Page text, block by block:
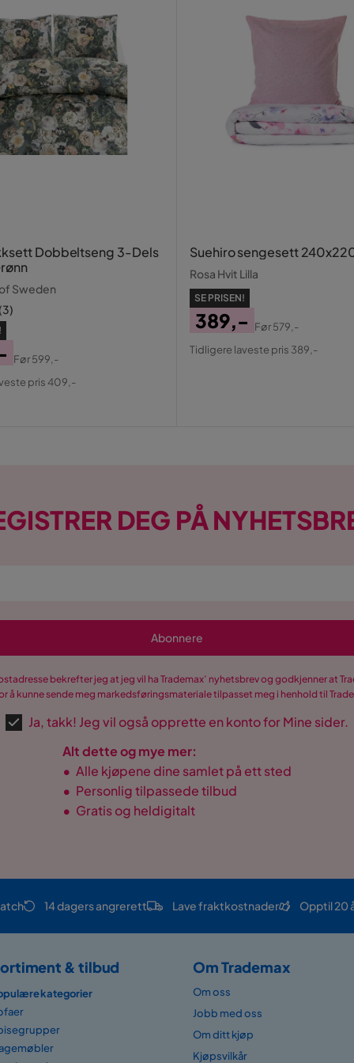
Dobbeltseng 3-Dels
Sweden
(3)
Før599,-
pris 409,-
Suehiro sengesett
Rosa Hvit Lilla
SE PRISEN!
Pris
389,-
Original
Før579,-
Tidligere laveste pris 389,-
DEG PÅ
Abonnere
bekrefter jeg at jeg vil ha Trademax’ nyhetsbrev og godkjenner at
å kunne sende meg markedsføringsmateriale tilpasset meg i henhold til
Ja, takk! Jeg vil også opprette en konto for Mine sider.
Alt dette og mye mer:
• Alle kjøpene dine samlet på ett sted
• Personlig tilpassede tilbud
• Gratis og heldigitalt
14 dagers angrerett Lave fraktkostnader Opptil 20
& tilbud
kategorier
Om Trademax
Om oss
Jobb med oss
Om ditt kjøp
Kjøpsvilkår